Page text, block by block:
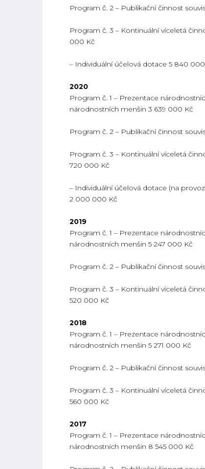
Program č. 2 – Publikační činnost
Program č. 3 – Kontinuální víceletá
000 Kč
– Individuální účelová dotace 5 840
2020
Program č. 1 – Prezentace
národnostních menšin 3 639 000 Kč
Program č. 2 – Publikační činnost
Program č. 3 – Kontinuální víceletá
720 000 Kč
– Individuální účelová dotace (na
2 000 000 Kč
2019
Program č. 1 – Prezentace
národnostních menšin 5 247 000 Kč
Program č. 2 – Publikační činnost
Program č. 3 – Kontinuální víceletá
520 000 Kč
2018
Program č. 1 – Prezentace
národnostních menšin 5 271 000 Kč
Program č. 2 – Publikační činnost
Program č. 3 – Kontinuální víceletá
560 000 Kč
2017
Program č. 1 – Prezentace
národnostních menšin 8 545 000 Kč